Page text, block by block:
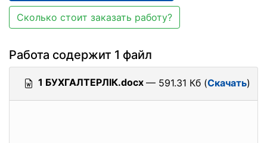
Сколько стоит заказать работу?
Работа содержит 1 файл
1 БУХГАЛТЕРЛІК.docx — 591.31 Кб (Скачать)